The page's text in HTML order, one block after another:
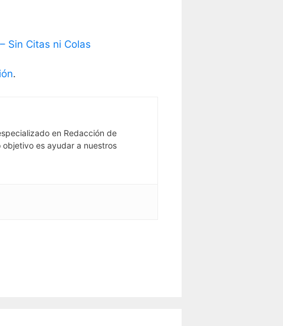
Sin Citas ni Colas
.
en Redacción de
es ayudar a nuestros